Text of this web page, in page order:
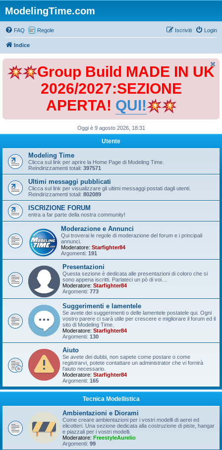
ModelingTime.com
FAQ Regole Login
Iscriviti
Indice
Group Build MADE IN UK
2026/2027:SEZIONE
APERTA! QUI!
Oggi è 9 agosto 2026, 18:31
Utente
Modeling Time
Clicca sul link per aprire la Home Page di Modeling Time.
Reindirizzamenti totali: 397571
Ultimi messaggi pubblicati
Clicca sul link per visualizzare gli ultimi messaggi postati dagli utenti.
Reindirizzamenti totali: 802089
ISCRIZIONE FORUM
entra a far parte della nostra community!
Moderazione e Annunci
Qui troverai le regole di moderazione del forum e i principali
annunci.
Moderatore: Starfighter84
Argomenti: 191
Presentazioni
Questa sezione è dedicata alle presentazioni di coloro che si
sono appena iscritti. Parlateci un pò di voi....
Moderatore: Starfighter84
Argomenti: 773
Suggerimenti e lamentele
Se avete dei suggerimenti o delle lamentele postatele qui. Ogni
vostro parere ci sarà utile per crescere e migliorare il forum ed il
sito di Modeling Time.
Moderatore: Starfighter84
Argomenti: 130
Aiuto
Se avete dei dubbi, non sapete come postare o come
registrarvi, potete contattare un administrator che vi fornirà
l'aiuto necessario.
Moderatore: Starfighter84
Argomenti: 165
Tecnica Modellistica
Ambientazioni e Diorami
Come creare ambientazioni per i vostri modelli di aerei ed
elicotteri. Una sezione dedicata alla costruzione di piste, hangar
e piazzali per i vostri modelli.
Moderatore: FreestyleAurelio
Argomenti: 99